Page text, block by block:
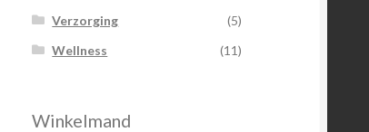
Verzorging
(5)
Wellness
(11)
Winkelmand